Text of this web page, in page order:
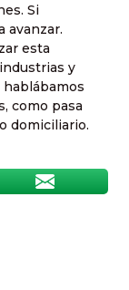
Si
avanzar.
esta
y
como pasa